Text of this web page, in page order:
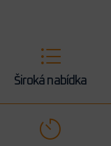
Široká nabídka